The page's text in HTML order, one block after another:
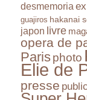
desmemoria
guajiros hakanai
japon livre
opera de
Paris photo
Elie de
presse